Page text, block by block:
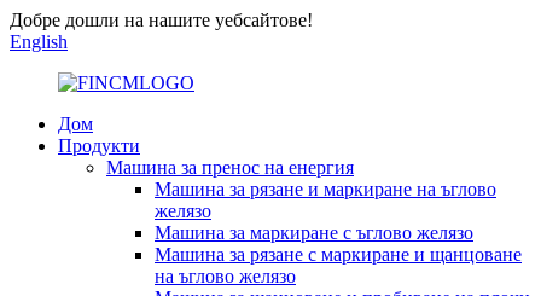
Добре дошли на нашите уебсайтове!
English
Дом
Продукти
Машина за пренос на енергия
Машина за рязане и маркиране на ъглово
желязо
Машина за маркиране с ъглово желязо
Машина за рязане с маркиране и щанцоване
на ъглово желязо